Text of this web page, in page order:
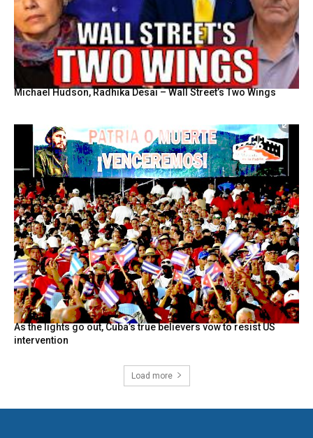
Michael Hudson, Radhika Desai – Wall Street’s Two Wings
As the lights go out, Cuba’s true believers vow to resist US
intervention
Load more